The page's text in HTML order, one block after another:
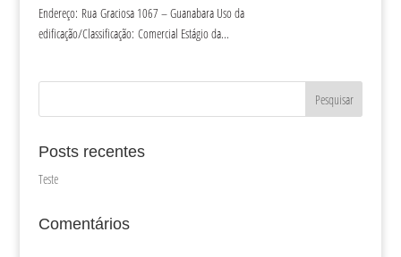
Endereço: Rua Graciosa 1067 – Guanabara Uso da
edificação/Classificação: Comercial Estágio da...
Posts recentes
Teste
Comentários